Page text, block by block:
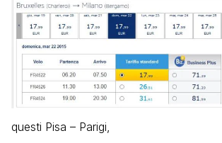
questi Pisa – Parigi,